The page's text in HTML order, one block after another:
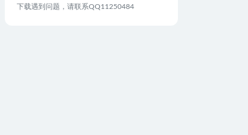
下载遇到问题，请联系QQ11250484